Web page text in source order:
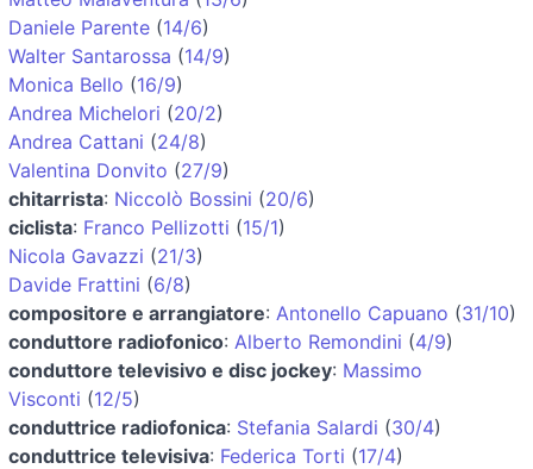
Daniele Parente (14/6)
Walter Santarossa (14/9)
Monica Bello (16/9)
Andrea Michelori (20/2)
Andrea Cattani (24/8)
Valentina Donvito (27/9)
chitarrista: Niccolò Bossini (20/6)
ciclista: Franco Pellizotti (15/1)
Nicola Gavazzi (21/3)
Davide Frattini (6/8)
compositore e arrangiatore: Antonello Capuano (31/10)
conduttore radiofonico: Alberto Remondini (4/9)
conduttore televisivo e disc jockey: Massimo
Visconti (12/5)
conduttrice radiofonica: Stefania Salardi (30/4)
conduttrice televisiva: Federica Torti (17/4)